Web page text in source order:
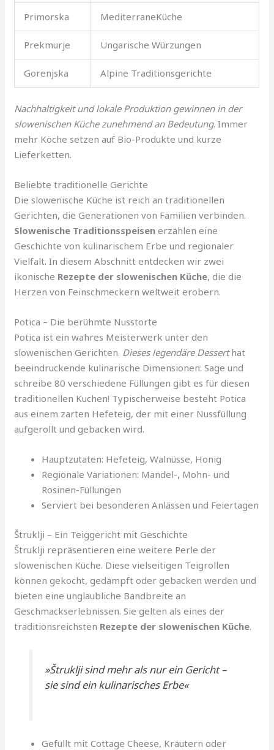
Primorska MediterraneKüche
Prekmurje Ungarische Würzungen
Gorenjska Alpine Traditionsgerichte
Nachhaltigkeit und lokale Produktion gewinnen in der
slowenischen Küche zunehmend an Bedeutung. Immer
mehr Köche setzen auf Bio-Produkte und kurze
Lieferketten.
Beliebte traditionelle Gerichte
Die slowenische Küche ist reich an traditionellen
Gerichten, die Generationen von Familien verbinden.
Slowenische Traditionsspeisen erzählen eine
Geschichte von kulinarischem Erbe und regionaler
Vielfalt. In diesem Abschnitt entdecken wir zwei
ikonische Rezepte der slowenischen Küche, die die
Herzen von Feinschmeckern weltweit erobern.
Potica – Die berühmte Nusstorte
Potica ist ein wahres Meisterwerk unter den
slowenischen Gerichten. Dieses legendäre Desserthat
beeindruckende kulinarische Dimensionen: Sage und
schreibe 80 verschiedene Füllungen gibt es für diesen
traditionellen Kuchen! Typischerweise besteht Potica
aus einem zarten Hefeteig, der mit einer Nussfüllung
aufgerollt und gebacken wird.
Hauptzutaten: Hefeteig, Walnüsse, Honig
Regionale Variationen: Mandel-, Mohn- und
Rosinen-Füllungen
Serviert bei besonderen Anlässen und Feiertagen
Štruklji – Ein Teiggericht mit Geschichte
Štruklji repräsentieren eine weitere Perle der
slowenischen Küche. Diese vielseitigen Teigrollen
können gekocht, gedämpft oder gebacken werden und
bieten eine unglaubliche Bandbreite an
Geschmackserlebnissen. Sie gelten als eines der
traditionsreichsten Rezepte der slowenischen Küche.
»Štruklji sind mehr als nur ein Gericht –
sie sind ein kulinarisches Erbe«
Gefüllt mit Cottage Cheese, Kräutern oder